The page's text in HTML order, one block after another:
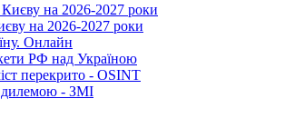
на 2026-2027 роки
Онлайн
РФ над Україною
перекрито - OSINT
дилемою - ЗМІ